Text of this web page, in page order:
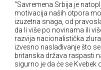
“Savremena Srbija je
motivacija naših otpora
izuzetna snaga, od
da li više po novinama ili
razvija nacionalistička
izvesno naslađivanje što
britanska država raspasti
sigurno je da će se Kvebek